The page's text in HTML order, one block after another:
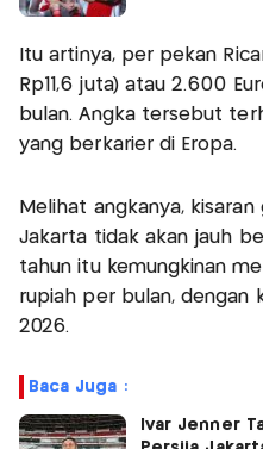
Itu artinya, per pekan
Rp11,6 juta) atau 2.600
bulan. Angka tersebut
yang berkarier di Eropa.
Melihat angkanya, kisaran
Jakarta tidak akan jauh
tahun itu kemungkinan
rupiah per bulan, dengan
2026.
Baca Juga :
Ivar Jenner